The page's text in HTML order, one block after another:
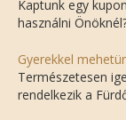
Kaptunk egy
használni
Gyerekkel
Természetesen
rendelkezik a